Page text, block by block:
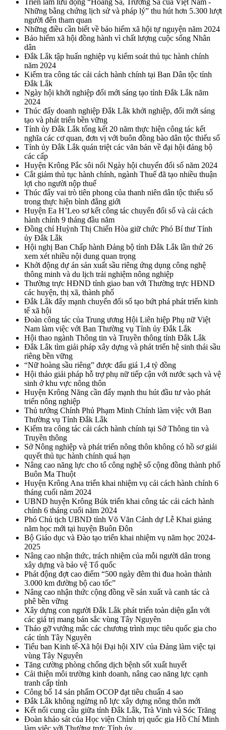
Triển lãm lưu động “Hoàng Sa, Trường Sa của Việt Nam -
Những bằng chứng lịch sử và pháp lý” thu hút hơn 5.300 lượt
người đến tham quan
Những điều cần biết về bảo hiểm xã hội tự nguyện năm 2024
Bảo hiểm xã hội đồng hành vì chất lượng cuộc sống Nhân
dân
Đắk Lắk tập huấn nghiệp vụ kiểm soát thủ tục hành chính
năm 2024
Kiểm tra công tác cải cách hành chính tại Ban Dân tộc tỉnh
Đắk Lắk
Ngày hội khởi nghiệp đổi mới sáng tạo tỉnh Đắk Lắk năm
2024
Thúc đẩy doanh nghiệp Đắk Lắk khởi nghiệp, đổi mới sáng
tạo và phát triển bền vững
Tỉnh ủy Đắk Lắk tổng kết 20 năm thực hiện công tác kết
nghĩa các cơ quan, đơn vị với buôn đồng bào dân tộc thiểu số
Tỉnh ủy Đắk Lắk quán triệt các văn bản về đại hội đảng bộ
các cấp
Huyện Krông Pắc sôi nổi Ngày hội chuyển đổi số năm 2024
Cắt giảm thủ tục hành chính, ngành Thuế đã tạo nhiều thuận
lợi cho người nộp thuế
Thúc đẩy vai trò tiên phong của thanh niên dân tộc thiểu số
trong thực hiện bình đẳng giới
Huyện Ea H’Leo sơ kết công tác chuyển đổi số và cải cách
hành chính 9 tháng đầu năm
Đồng chí Huỳnh Thị Chiến Hòa giữ chức Phó Bí thư Tỉnh
ủy Đắk Lắk
Hội nghị Ban Chấp hành Đảng bộ tỉnh Đắk Lắk lần thứ 26
xem xét nhiều nội dung quan trọng
Khởi động dự án sản xuất sầu riêng ứng dụng công nghệ
thông minh và du lịch trải nghiệm nông nghiệp
Thường trực HĐND tỉnh giao ban với Thường trực HĐND
các huyện, thị xã, thành phố
Đắk Lắk đẩy mạnh chuyển đổi số tạo bứt phá phát triển kinh
tế xã hội
Đoàn công tác của Trung ương Hội Liên hiệp Phụ nữ Việt
Nam làm việc với Ban Thường vụ Tỉnh ủy Đắk Lắk
Hội thao ngành Thông tin và Truyền thông tỉnh Đắk Lắk
Đắk Lắk tìm giải pháp xây dựng và phát triển hệ sinh thái sầu
riêng bền vững
“Nữ hoàng sầu riêng” được đấu giá 1,4 tỷ đồng
Hội thảo giải pháp hỗ trợ phụ nữ tiếp cận với nước sạch và vệ
sinh ở khu vực nông thôn
Huyện Krông Năng cần đẩy mạnh thu hút đầu tư vào phát
triển nông nghiệp
Thủ tướng Chính Phủ Phạm Minh Chính làm việc với Ban
Thường vụ Tỉnh Đắk Lắk
Kiểm tra công tác cải cách hành chính tại Sở Thông tin và
Truyền thông
Sở Nông nghiệp và phát triển nông thôn không có hồ sơ giải
quyết thủ tục hành chính quá hạn
Nâng cao năng lực cho tổ công nghệ số cộng đồng thành phố
Buôn Ma Thuột
Huyện Krông Ana triển khai nhiệm vụ cải cách hành chính 6
tháng cuối năm 2024
UBND huyện Krông Búk triển khai công tác cải cách hành
chính 6 tháng cuối năm 2024
Phó Chủ tịch UBND tỉnh Võ Văn Cảnh dự Lễ Khai giảng
năm học mới tại huyện Buôn Đôn
Bộ Giáo dục và Đào tạo triển khai nhiệm vụ năm học 2024-
2025
Nâng cao nhận thức, trách nhiệm của mỗi người dân trong
xây dựng và bảo vệ Tổ quốc
Phát động đợt cao điểm “500 ngày đêm thi đua hoàn thành
3.000 km đường bộ cao tốc”
Nâng cao nhận thức cộng đồng về sản xuất và canh tác cà
phê bền vững
Xây dựng con người Đắk Lắk phát triển toàn diện gắn với
các giá trị mang bản sắc vùng Tây Nguyên
Tháo gỡ vướng mắc các chương trình mục tiêu quốc gia cho
các tỉnh Tây Nguyên
Tiểu ban Kinh tế-Xã hội Đại hội XIV của Đảng làm việc tại
vùng Tây Nguyên
Tăng cường phòng chống dịch bệnh sốt xuất huyết
Cải thiện môi trường kinh doanh, nâng cao năng lực cạnh
tranh cấp tỉnh
Công bố 14 sản phẩm OCOP đạt tiêu chuẩn 4 sao
Đắk Lắk không ngừng nỗ lực xây dựng nông thôn mới
Kết nối cung cầu giữa tỉnh Đắk Lắk, Trà Vinh và Sóc Trăng
Đoàn khảo sát của Học viện Chính trị quốc gia Hồ Chí Minh